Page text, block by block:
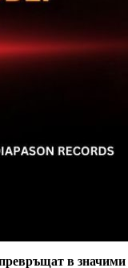
в значими